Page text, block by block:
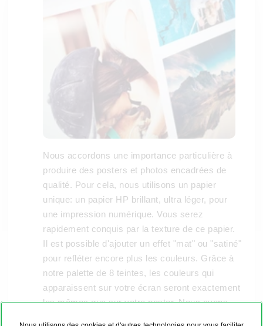
Nous accordons une importance particulière à
produire des posters et photos encadrées de
qualité. Pour cela, nous utilisons un papier
unique: un papier HP brillant, ultra léger, pour
une impression numérique. Vous serez
rapidement conquis par la texture de ce papier.
Il est possible d'ajouter un effet "mat" ou "satiné"
pour refléter encore plus les couleurs. Grâce à
notre palette de 8 teintes, les couleurs qui
apparaissent sur votre écran seront exactement
les mêmes que sur votre poster. Nous avons